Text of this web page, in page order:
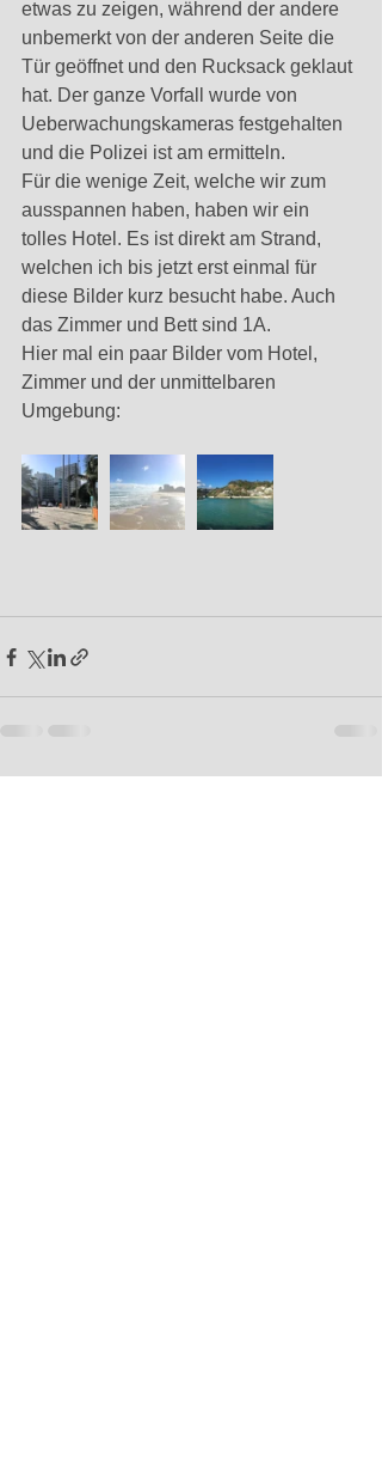
etwas zu zeigen, während der andere
unbemerkt von der anderen Seite die
Tür geöffnet und den Rucksack geklaut
hat. Der ganze Vorfall wurde von
Ueberwachungskameras festgehalten
und die Polizei ist am ermitteln.
Für die wenige Zeit, welche wir zum
ausspannen haben, haben wir ein
tolles Hotel. Es ist direkt am Strand,
welchen ich bis jetzt erst einmal für
diese Bilder kurz besucht habe. Auch
das Zimmer und Bett sind 1A.
Hier mal ein paar Bilder vom Hotel,
Zimmer und der unmittelbaren
Umgebung: